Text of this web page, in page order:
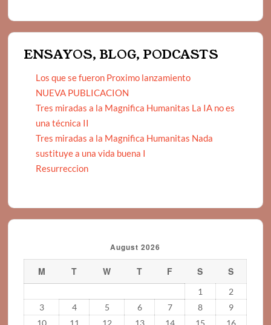
ENSAYOS, BLOG, PODCASTS
Los que se fueron Proximo lanzamiento
NUEVA PUBLICACION
Tres miradas a la Magnifica Humanitas La IA no es
una técnica II
Tres miradas a la Magnifica Humanitas Nada
sustituye a una vida buena I
Resurreccion
August 2026
M T W T F S S
1
2
3
4 5 6 7 8
9